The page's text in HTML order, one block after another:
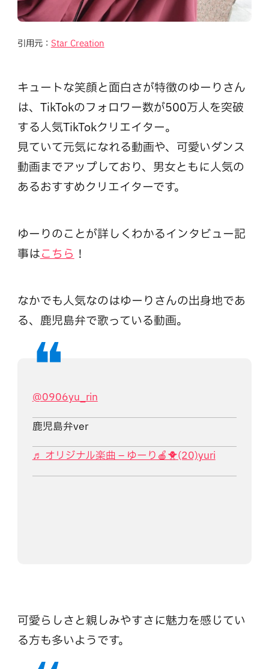
引用元：Star Creation
キュートな笑顔と面白さが特徴のゆーりさん
は、TikTokのフォロワー数が500万人を突破
する人気TikTokクリエイター。
見ていて元気になれる動画や、可愛いダンス
動画までアップしており、男女ともに人気の
あるおすすめクリエイターです。
ゆーりのことが詳しくわかるインタビュー記
事はこちら！
なかでも人気なのはゆーりさんの出身地であ
る、鹿児島弁で歌っている動画。
@0906yu_rin
鹿児島弁ver
♬ オリジナル楽曲 – ゆーり🍎🐥(20)yuri
可愛らしさと親しみやすさに魅力を感じてい
る方も多いようです。